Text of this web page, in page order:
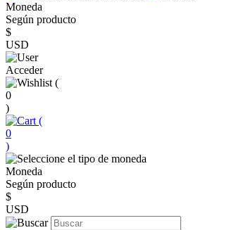
Moneda
Según producto
$
USD
Acceder
(
0
)
(
0
)
Moneda
Según producto
$
USD